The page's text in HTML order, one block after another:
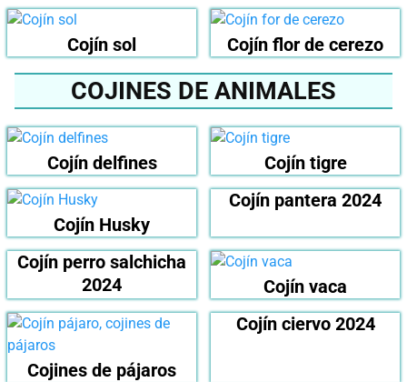
Cojín sol Cojín flor de cerezo
COJINES DE ANIMALES
Cojín delfines Cojín tigre
Cojín Husky
Cojín pantera 2024
Cojín perro salchicha
2024
Cojín vaca
Cojines de pájaros
Cojín ciervo 2024